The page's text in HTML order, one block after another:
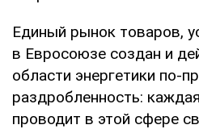
Единый рынок товаров,
в Евросоюзе создан и
области энергетики по-
раздробленность:
проводит в этой сфере